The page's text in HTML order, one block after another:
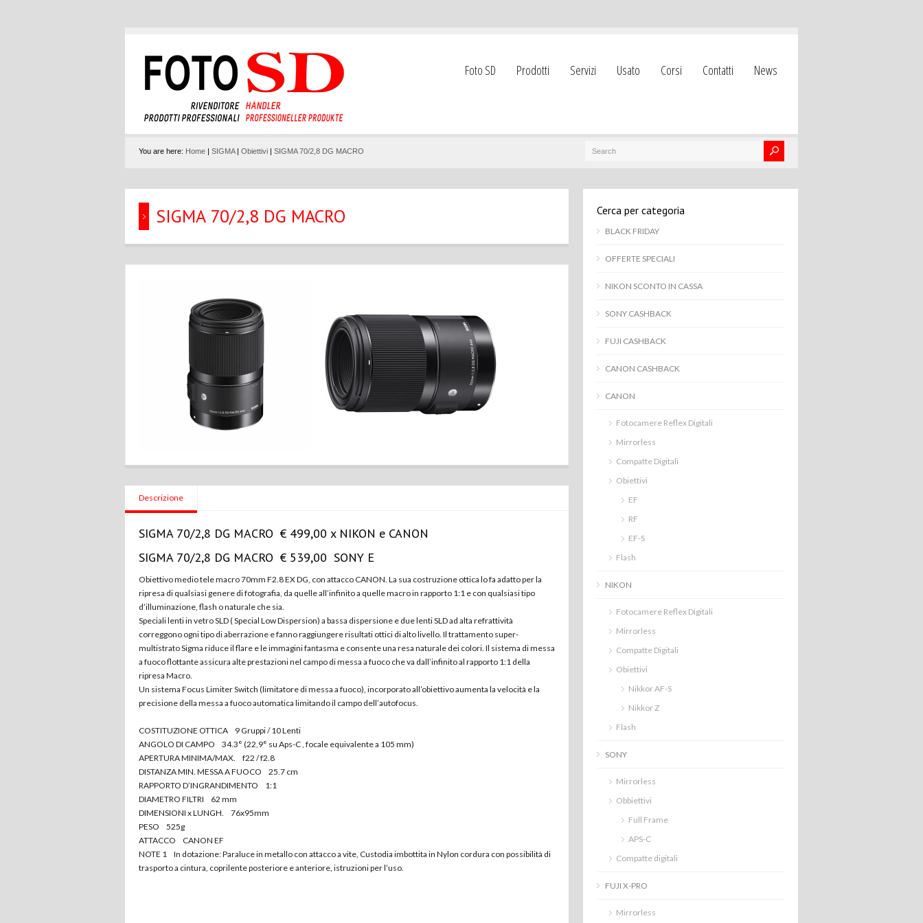
Foto SD Prodotti Servizi Usato Corsi Contatti News
You are here: Home | SIGMA| Obiettivi | SIGMA 70/2,8 DG MACRO
SIGMA 70/2,8 DG MACRO
Descrizione
SIGMA 70/2,8 DG MACRO € 499,00 x NIKON e CANON
SIGMA 70/2,8 DG MACRO € 539,00 SONY E
Obiettivo medio tele macro 70mm F2.8 EX DG, con attacco CANON. La sua costruzione ottica lo fa adatto per la
ripresa di qualsiasi genere di fotografia, da quelle all’infinito a quelle macro in rapporto 1:1 e con qualsiasi tipo
d’illuminazione, flash o naturale che sia.
Speciali lenti in vetro SLD ( Special Low Dispersion) a bassa dispersione e due lenti SLD ad alta refrattività
correggono ogni tipo di aberrazione e fanno raggiungere risultati ottici di alto livello. Il trattamento super-
multistrato Sigma riduce il flare e le immagini fantasma e consente una resa naturale dei colori. Il sistema di messa
a fuoco flottante assicura alte prestazioni nel campo di messa a fuoco che va dall’infinito al rapporto 1:1 della
ripresa Macro.
Un sistema Focus Limiter Switch (limitatore di messa a fuoco), incorporato all’obiettivo aumenta la velocità e la
precisione della messa a fuoco automatica limitando il campo dell’autofocus.
COSTITUZIONE OTTICA 9 Gruppi / 10 Lenti
ANGOLO DI CAMPO 34.3° (22,9° su Aps-C , focale equivalente a 105 mm)
APERTURA MINIMA/MAX. f22 / f2.8
DISTANZA MIN. MESSA A FUOCO 25.7 cm
RAPPORTO D’INGRANDIMENTO 1:1
DIAMETRO FILTRI 62 mm
DIMENSIONI x LUNGH. 76x95mm
PESO 525g
ATTACCO CANON EF
NOTE 1 In dotazione: Paraluce in metallo con attacco a vite, Custodia imbottita in Nylon cordura con possibilità di
trasporto a cintura, coprilente posteriore e anteriore, istruzioni per l’uso.
Cerca per categoria
BLACK FRIDAY
OFFERTE SPECIALI
NIKON SCONTO IN CASSA
SONY CASHBACK
FUJI CASHBACK
CANON CASHBACK
CANON
Fotocamere Reflex Digitali
Mirrorless
Compatte Digitali
Obiettivi
EF
RF
EF-S
Flash
NIKON
Fotocamere Reflex Digitali
Mirrorless
Compatte Digitali
Obiettivi
Nikkor AF-S
Nikkor Z
Flash
SONY
Mirrorless
Obbiettivi
Full Frame
APS-C
Compatte digitali
FUJI X-PRO
Mirrorless